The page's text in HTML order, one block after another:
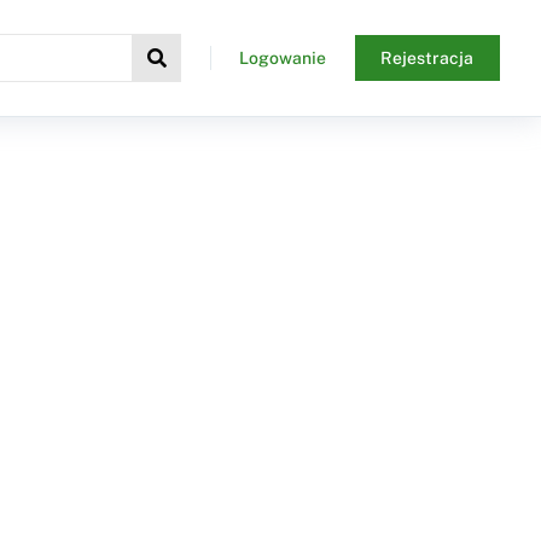
Logowanie Rejestracja